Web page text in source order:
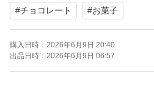
九州限定の味をぜひお楽しみく
よろしくお願いいたします。
#チョコレート #お菓子
購入日時： 2026年6月9日 20:40
出品日時： 2026年6月9日 06:57